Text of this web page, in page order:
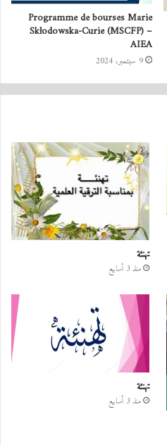
Programme de bourses Marie
Skłodowska-Curie (MSCFP) –
AIEA
9 سبتمبر، 2024
تهنئة
منذ 3 أسابيع
تهنئة
منذ 3 أسابيع